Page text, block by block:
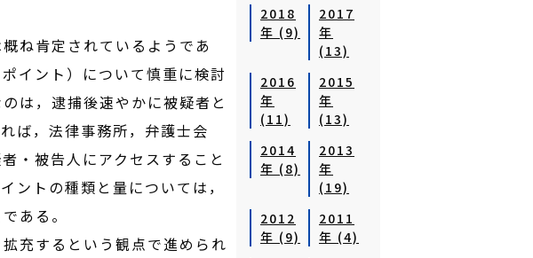
ね肯定されているようであ
イント）について慎重に検討
は，逮捕後速やかに被疑者と
ば，法律事務所，弁護士会
・被告人にアクセスすること
ントの種類と量については，
ある。
充するという観点で進められ
2018
年 (9)
2017
年
(13)
2016
年
(11)
2015
年
(13)
2014
年 (8)
2013
年
(19)
2012
年 (9)
2011
年 (4)